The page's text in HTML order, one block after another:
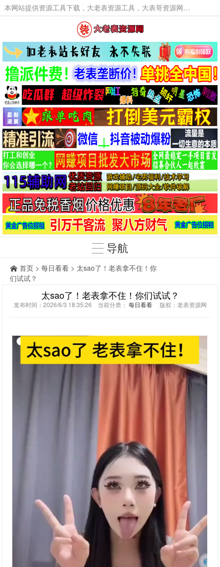
本网站提供资源工具下载，大老表资源工具，大表哥资源网软件工具，大老表资源下载，活动线报福利资源分享,活动线报，大型网游经典游戏，网络热门技术游戏辅助交流与分享。
导航
首页 > 每日看看 > 太sao了！老表拿不住！你
们试试？
太sao了！老表拿不住！你们试试？
发布时间：2026/6/3 18:35:26 当前分类： 每日看看版权：老表资源网